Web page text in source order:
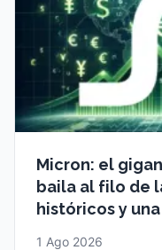
Micron: el
baila al filo de
históricos y
1 Ago 2026